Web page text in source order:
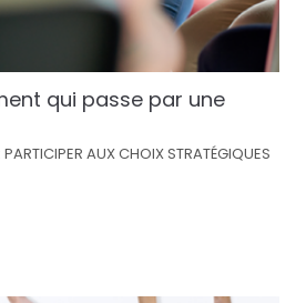
qui passe par une
AUX CHOIX STRATÉGIQUES